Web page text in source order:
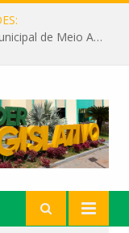
Câmara recebe palestra da Secretária Municipal de Meio Ambiente sobre as ações da “SEMANA DO MEIO AMBIENTE”